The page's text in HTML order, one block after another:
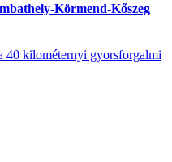
Körmend-Kőszeg
40 kilométernyi gyorsforgalmi